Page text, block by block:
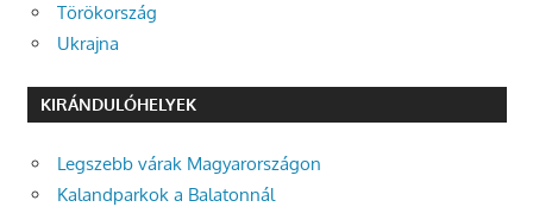
Törökország
Ukrajna
KIRÁNDULÓHELYEK
Legszebb várak Magyarországon
Kalandparkok a Balatonnál